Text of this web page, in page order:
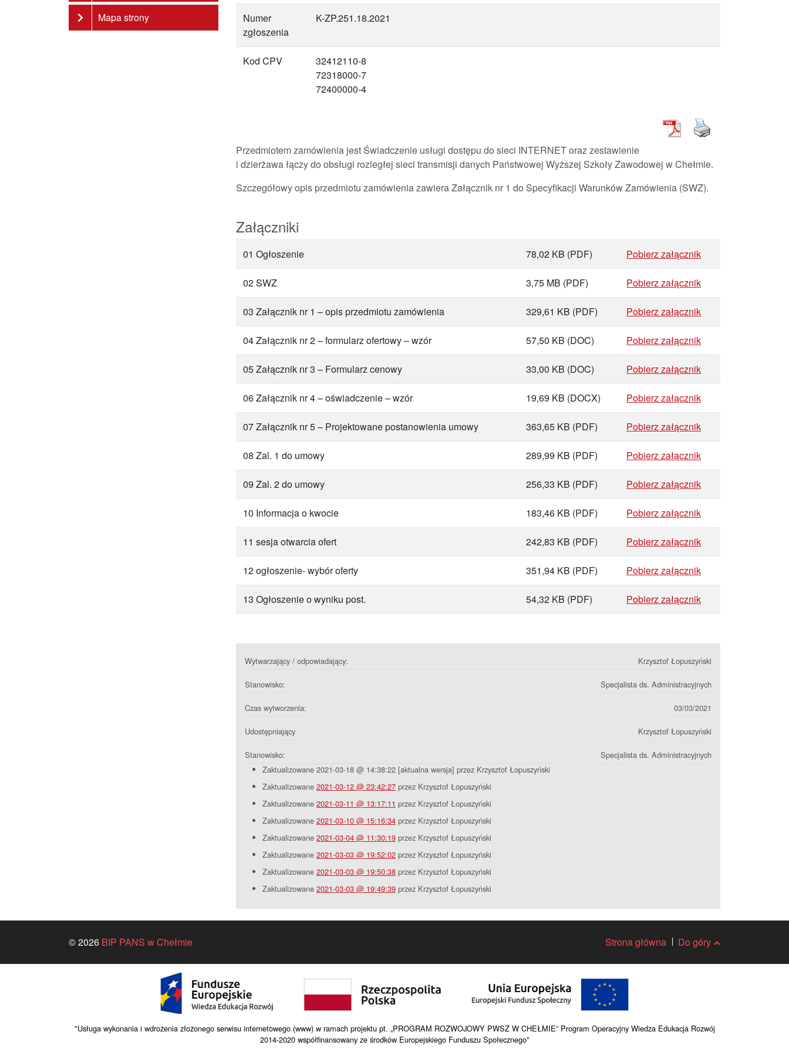
Mapa strony
Numer
zgłoszenia
K-ZP.251.18.2021
Kod CPV
32412110-8
72318000-7
72400000-4
Przedmiotem zamówienia jest Świadczenie usługi dostępu do sieci INTERNET oraz zestawienie
i dzierżawa łączy do obsługi rozległej sieci transmisji danych Państwowej Wyższej Szkoły Zawodowej w Chełmie.
Szczegółowy opis przedmiotu zamówienia zawiera Załącznik nr 1 do Specyfikacji Warunków Zamówienia (SWZ).
Załączniki
01 Ogłoszenie 78,02 KB (PDF) Pobierz załącznik
02 SWZ 3,75 MB (PDF) Pobierz załącznik
03 Załącznik nr 1 – opis przedmiotu zamówienia 329,61 KB (PDF) Pobierz załącznik
04 Załącznik nr 2 – formularz ofertowy – wzór 57,50 KB (DOC) Pobierz załącznik
05 Załącznik nr 3 – Formularz cenowy 33,00 KB (DOC) Pobierz załącznik
06 Załącznik nr 4 – oświadczenie – wzór 19,69 KB (DOCX) Pobierz załącznik
07 Załącznik nr 5 – Projektowane postanowienia umowy 363,65 KB (PDF) Pobierz załącznik
08 Zal. 1 do umowy 289,99 KB (PDF) Pobierz załącznik
09 Zal. 2 do umowy 256,33 KB (PDF) Pobierz załącznik
10 Informacja o kwocie 183,46 KB (PDF) Pobierz załącznik
11 sesja otwarcia ofert 242,83 KB (PDF) Pobierz załącznik
12 ogłoszenie- wybór oferty 351,94 KB (PDF) Pobierz załącznik
13 Ogłoszenie o wyniku post. 54,32 KB (PDF) Pobierz załącznik
Wytwarzający / odpowiadający: Krzysztof Łopuszyński
Stanowisko: Specjalista ds. Administracyjnych
Czas wytworzenia: 03/03/2021
Udostępniający Krzysztof Łopuszyński
Stanowisko:
Specjalista ds. Administracyjnych
Zaktualizowane 2021-03-18 @ 14:38:22 [aktualna wersja] przez Krzysztof Łopuszyński
Zaktualizowane 2021-03-12 @ 23:42:27 przez Krzysztof Łopuszyński
Zaktualizowane 2021-03-11 @ 13:17:11 przez Krzysztof Łopuszyński
Zaktualizowane 2021-03-10 @ 15:16:34 przez Krzysztof Łopuszyński
Zaktualizowane 2021-03-04 @ 11:30:19 przez Krzysztof Łopuszyński
Zaktualizowane 2021-03-03 @ 19:52:02 przez Krzysztof Łopuszyński
Zaktualizowane 2021-03-03 @ 19:50:38 przez Krzysztof Łopuszyński
Zaktualizowane 2021-03-03 @ 19:49:39 przez Krzysztof Łopuszyński
© 2026 BIP PANS w Chełmie Strona główna Do góry
"Usługa wykonania i wdrożenia złożonego serwisu internetowego (www) w ramach projektu pt. „PROGRAM ROZWOJOWY PWSZ W CHEŁMIE” Program Operacyjny Wiedza Edukacja Rozwój
2014-2020 współfinansowany ze środków Europejskiego Funduszu Społecznego"